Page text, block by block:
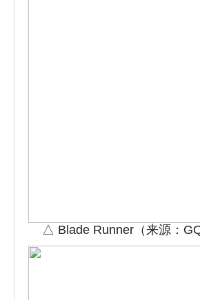
△ Blade Runner（来源：